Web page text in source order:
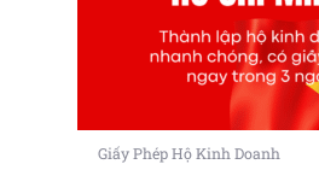
Giấy Phép Hộ Kinh Doanh